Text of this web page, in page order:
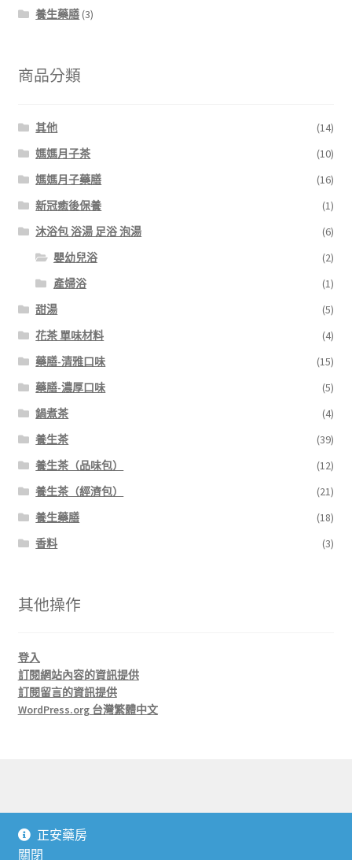
養生藥膳 (3)
商品分類
其他
(14)
媽媽月子茶
(10)
媽媽月子藥膳
(16)
新冠癒後保養
(1)
沐浴包 浴湯 足浴 泡湯
(6)
嬰幼兒浴
(2)
產婦浴
(1)
甜湯
(5)
花茶 單味材料
(4)
藥膳-清雅口味
(15)
藥膳-濃厚口味
(5)
鍋煮茶
(4)
養生茶
(39)
養生茶（品味包）
(12)
養生茶（經濟包）
(21)
養生藥膳
(18)
香料
(3)
其他操作
登入
訂閱網站內容的資訊提供
訂閱留言的資訊提供
WordPress.org 台灣繁體中文
本站採用 Storefront 及 WooCommerce 建置
正安藥房
關閉